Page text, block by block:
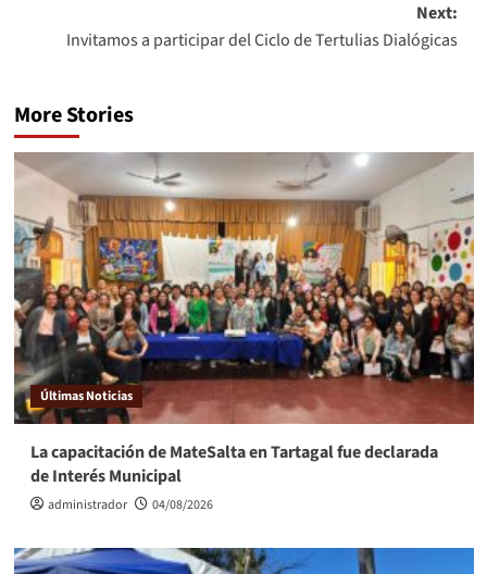
Next:
Invitamos a participar del Ciclo de Tertulias Dialógicas
More Stories
Últimas Noticias
La capacitación de MateSalta en Tartagal fue declarada
de Interés Municipal
administrador 04/08/2026